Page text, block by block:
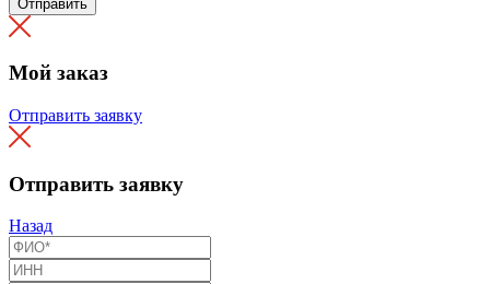
Отправить
Мой заказ
Отправить заявку
Отправить заявку
Назад